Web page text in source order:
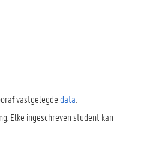
vastgelegde data
Elke ingeschreven student kan